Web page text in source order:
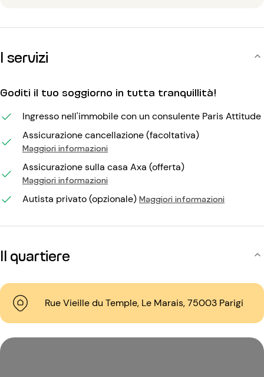
I servizi
Goditi il tuo soggiorno in tutta tranquillità!
Ingresso nell'immobile con un consulente Paris Attitude
Assicurazione cancellazione (facoltativa)
Maggiori informazioni
Assicurazione sulla casa Axa (offerta)
Maggiori informazioni
Autista privato (opzionale) Maggiori informazioni
Il quartiere
Rue Vieille du Temple, Le Marais, 75003 Parigi